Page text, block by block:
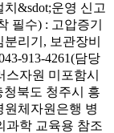
&sdot;운영 신고
필수) : 고압증기
리기, 보관장비
913-4261(담당
자원 미포함시
청북도 청주시 흥
원체자원은행 병
과학 교육용 참조